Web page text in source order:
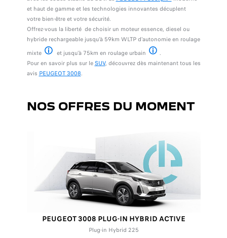
et haut de gamme et les technologies innovantes décuplent
votre bien-être et votre sécurité.
Offrez-vous la liberté de choisir un moteur essence, diesel ou
hybride rechargeable jusqu'à 59km WLTP d'autonomie en roulage
mixte
Homologation WLTP de l’autonomie de la PEUGEOT 3008 en
et jusqu’à 75km en roulage urbain
Homologation WLTP de
.
Pour en savoir plus sur le SUV, découvrez dès maintenant tous les
avis PEUGEOT 3008.
NOS OFFRES DU MOMENT
PEUGEOT 3008 PLUG-IN HYBRID ACTIVE
Plug-in Hybrid 225